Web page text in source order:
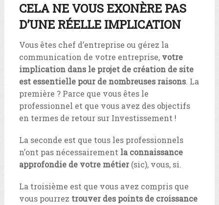
CELA NE VOUS EXONÈRE PAS
D’UNE RÉELLE IMPLICATION
Vous êtes chef d’entreprise ou gérez la
communication de votre entreprise, votre
implication dans le projet de création de site
est essentielle pour de nombreuses raisons. La
première ? Parce que vous êtes le
professionnel et que vous avez des objectifs
en termes de retour sur Investissement !
La seconde est que tous les professionnels
n’ont pas nécessairement la connaissance
approfondie de votre métier(sic), vous, si.
La troisième est que vous avez compris que
vous pourrez trouver des points de croissance